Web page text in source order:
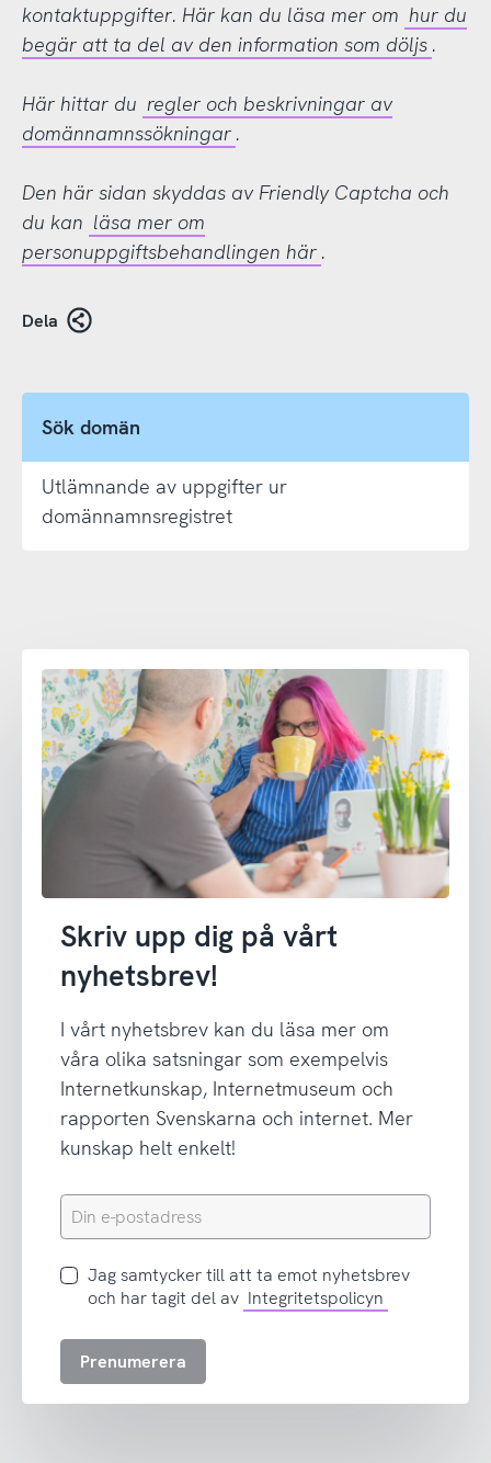
kontaktuppgifter. Här kan du läsa mer om hur du
begär att ta del av den information som döljs .
Här hittar du regler och beskrivningar av
domännamnssökningar .
Den här sidan skyddas av Friendly Captcha och
du kan läsa mer om
personuppgiftsbehandlingen här .
Dela
Sök domän
Utlämnande av uppgifter ur
domännamnsregistret
Skriv upp dig på vårt
nyhetsbrev!
I vårt nyhetsbrev kan du läsa mer om
våra olika satsningar som exempelvis
Internetkunskap, Internetmuseum och
rapporten Svenskarna och internet. Mer
kunskap helt enkelt!
Din
e-
Jag
samtycker
att
Jag samtycker till att ta emot nyhetsbrev
och har tagit del av Integritetspolicyn
Prenumerera